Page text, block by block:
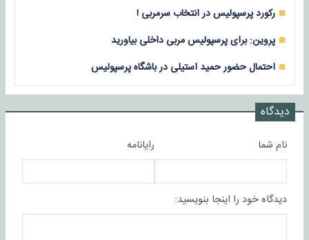
رکورد پرسپولیس در انتخاب سرمربی !
پروین: برای پرسپولیس مربی داخلی بیاورید
احتمال حضور حمید استیلی در باشگاه پرسپولیس
دیدگاه
نام شما رایانامه
دیدگاه خود را اینجا بنویسید: